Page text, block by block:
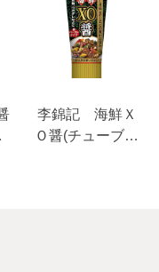
李錦記 海鮮Ｘ
Ｏ醤(チューブ入